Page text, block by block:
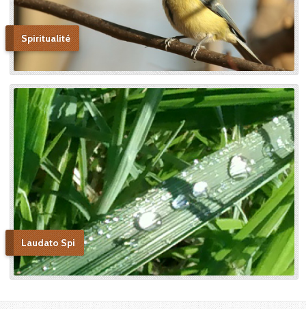
Spiritualité
Laudato Spi